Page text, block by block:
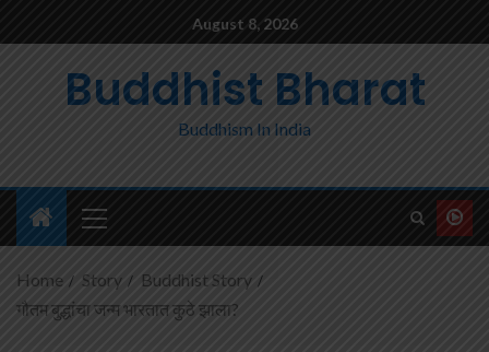
August 8, 2026
Buddhist Bharat
Buddhism In India
Home Story
Buddhist Story
गौतम बुद्धांचा जन्म भारतात कुठे झाला?